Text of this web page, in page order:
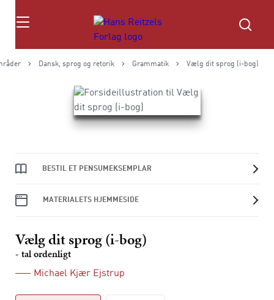
Søg
Dansk, sprog og retorik Grammatik Vælg dit sprog (i-bog)
BESTIL ET PENSUMEKSEMPLAR
MATERIALETS HJEMMESIDE
Vælg dit sprog (i-bog)
- tal ordenligt
Michael Kjær Ejstrup